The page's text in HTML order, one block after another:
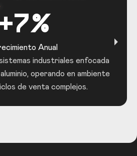
Anual
industriales enfocada
operando en ambiente
de venta complejos.